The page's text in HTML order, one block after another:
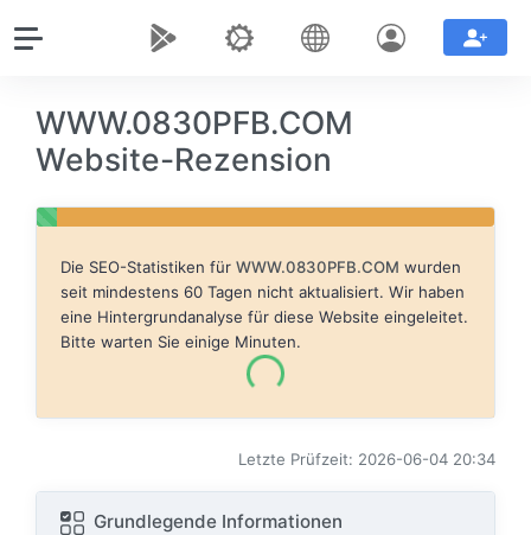
WWW.0830PFB.COM
Website-Rezension
Die SEO-Statistiken für WWW.0830PFB.COM wurden
seit mindestens 60 Tagen nicht aktualisiert. Wir haben
eine Hintergrundanalyse für diese Website eingeleitet.
Bitte warten Sie einige Minuten.
Letzte Prüfzeit: 2026-06-04 20:34
Grundlegende Informationen